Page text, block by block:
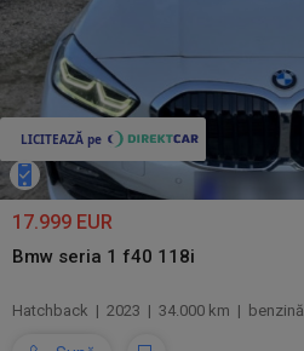
17.999 EUR
Bmw seria 1 f40 118i
Hatchback | 2023 | 34.000 km | benzină